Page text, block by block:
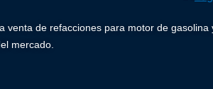
venta de refacciones para motor de
mercado.